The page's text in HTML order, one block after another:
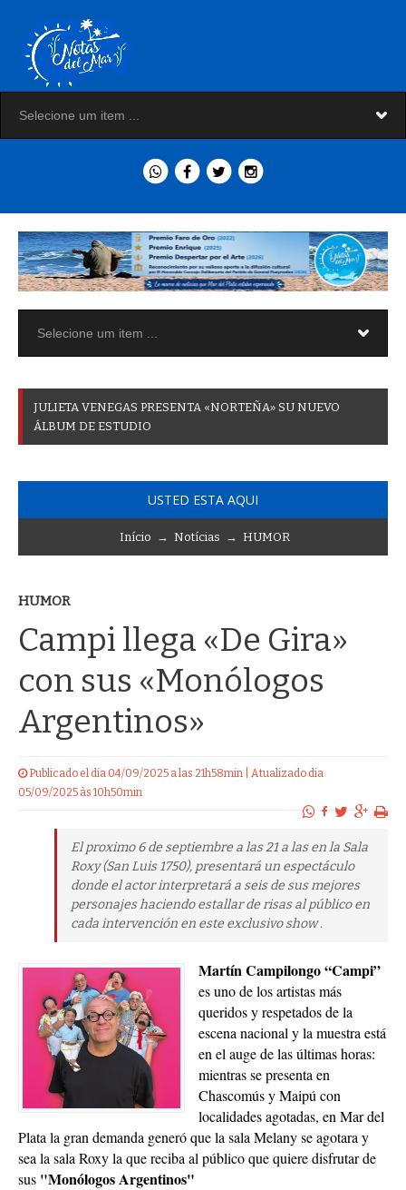
JULIETA VENEGAS PRESENTA «NORTEÑA» SU NUEVO
ÁLBUM DE ESTUDIO
USTED ESTA AQUI
Início → Notícias → HUMOR
HUMOR
Campi llega «De Gira»
con sus «Monólogos
Argentinos»
Publicado el dia 04/09/2025 a las 21h58min | Atualizado dia
05/09/2025 às 10h50min
El proximo 6 de septiembre a las 21 a las en la Sala
Roxy (San Luis 1750), presentará un espectáculo
donde el actor interpretará a seis de sus mejores
personajes haciendo estallar de risas al público en
cada intervención en este exclusivo show .
Martín Campilongo “Campi”
es uno de los artistas más
queridos y respetados de la
escena nacional y la muestra está
en el auge de las últimas horas:
mientras se presenta en
Chascomús y Maipú con
localidades agotadas, en Mar del
Plata la gran demanda generó que la sala Melany se agotara y
sea la sala Roxy la que reciba al público que quiere disfrutar de
sus "Monólogos Argentinos"